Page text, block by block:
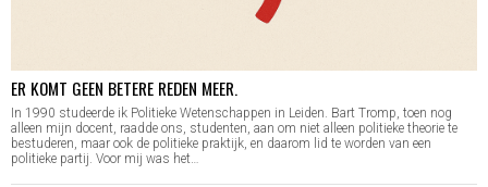
ER KOMT GEEN BETERE REDEN MEER.
In 1990 studeerde ik Politieke Wetenschappen in Leiden. Bart Tromp, toen nog
alleen mijn docent, raadde ons, studenten, aan om niet alleen politieke theorie te
bestuderen, maar ook de politieke praktijk, en daarom lid te worden van een
politieke partij. Voor mij was het…